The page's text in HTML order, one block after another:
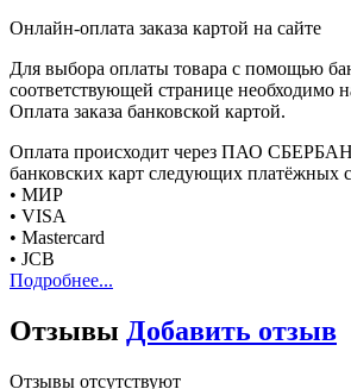
Онлайн-оплата заказа картой на сайте
Для выбора оплаты товара с помощью
соответствующей странице необходимо
Оплата заказа банковской картой.
Оплата происходит через ПАО
банковских карт следующих платёжных
• МИР
• VISA
• Mastercard
• JCB
Подробнее...
Отзывы Добавить отзыв
Отзывы отсутствуют